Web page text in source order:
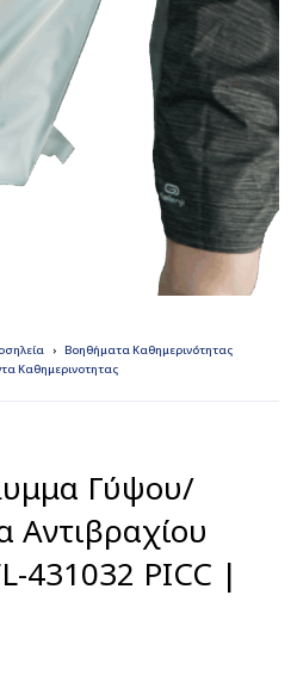
Βοηθήματα Καθημερινότητας
Καθημερινοτητας
Γύψου/
Αντιβραχίου
431032 PICC |